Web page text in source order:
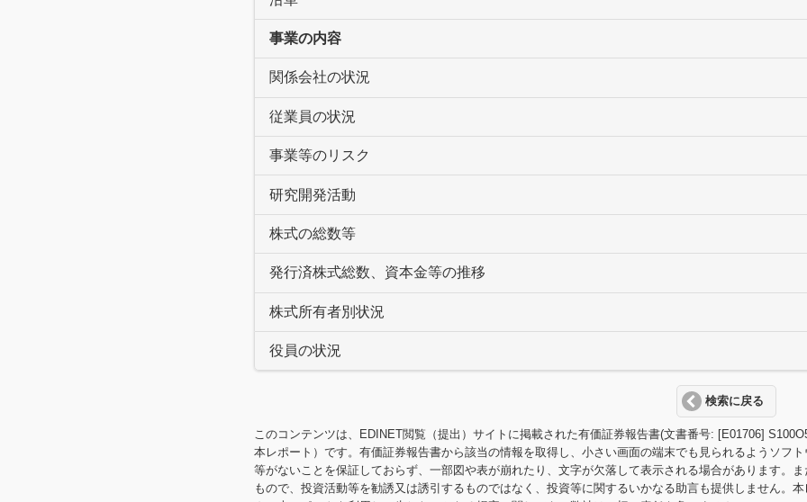
事業の内容
関係会社の状況
従業員の状況
事業等のリスク
研究開発活動
株式の総数等
発行済株式総数、資本金等の推移
株式所有者別状況
役員の状況
検索に戻る
このコンテンツは、EDINET閲覧（提出）サイトに掲載された有価証券報告書(文書番号: [E01706]
本レポート）です。有価証券報告書から該当の情報を取得し、小さい画面の端末でも見られるようソフ
等がないことを保証しておらず、一部図や表が崩れたり、文字が欠落して表示される場合があります。
もので、投資活動等を勧誘又は誘引するものではなく、投資等に関するいかなる助言も提供しません。